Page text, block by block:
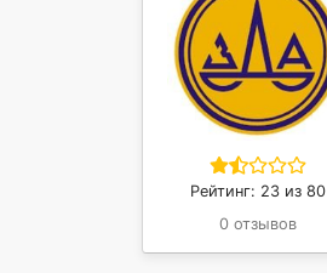
Рейтинг: 23 из 80
0 отзывов